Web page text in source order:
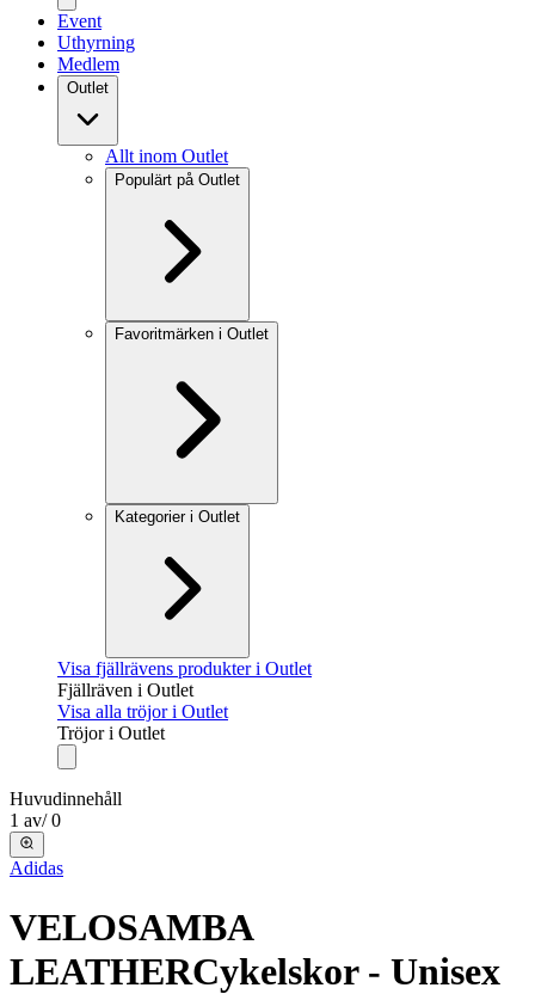
Event
Uthyrning
Medlem
Outlet
Allt inom Outlet
Populärt på Outlet
Favoritmärken i Outlet
Kategorier i Outlet
Visa fjällrävens produkter i Outlet
Fjällräven i Outlet
Visa alla tröjor i Outlet
Tröjor i Outlet
Huvudinnehåll
1 av/ 0
Adidas
VELOSAMBA
LEATHERCykelskor - Unisex